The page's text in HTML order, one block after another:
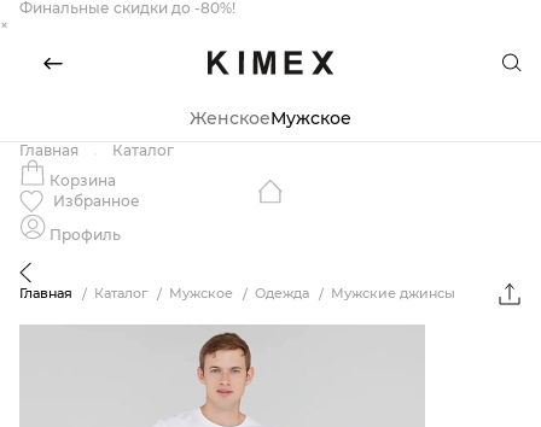
Финальные скидки до -80%!
×
ЖенскоеМужское
Главная
Каталог
Корзина
Избранное
Профиль
Главная Каталог Мужское Одежда Мужские джинсы